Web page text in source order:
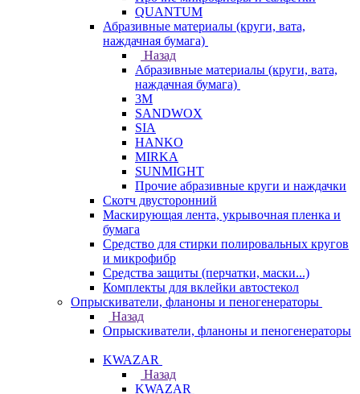
QUANTUM
Абразивные материалы (круги, вата,
наждачная бумага)
Назад
Абразивные материалы (круги, вата,
наждачная бумага)
3М
SANDWOX
SIA
HANKO
MIRKA
SUNMIGHT
Прочие абразивные круги и наждачки
Скотч двусторонний
Маскирующая лента, укрывочная пленка и
бумага
Средство для стирки полировальных кругов
и микрофибр
Средства защиты (перчатки, маски...)
Комплекты для вклейки автостекол
Опрыскиватели, фланоны и пеногенераторы
Назад
Опрыскиватели, фланоны и пеногенераторы
KWAZAR
Назад
KWAZAR